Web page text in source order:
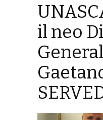
il neo